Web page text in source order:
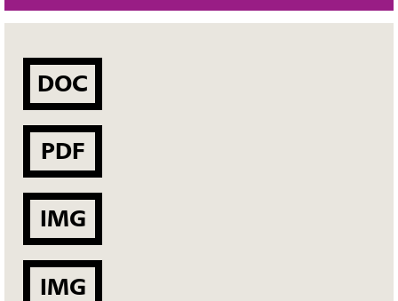
DOC
PDF
IMG
IMG